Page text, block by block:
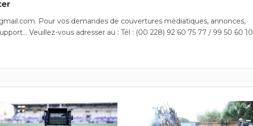
Pour vos demandes de couvertures médiatiques, annonces,
Veuillez-vous adresser au : Tél : (00 228) 92 60 75 77 / 99 50 60 10